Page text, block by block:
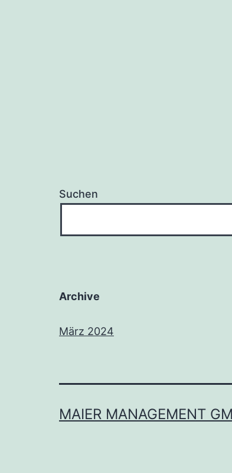
Suchen
Archive
März 2024
MAIER MANAGEMENT